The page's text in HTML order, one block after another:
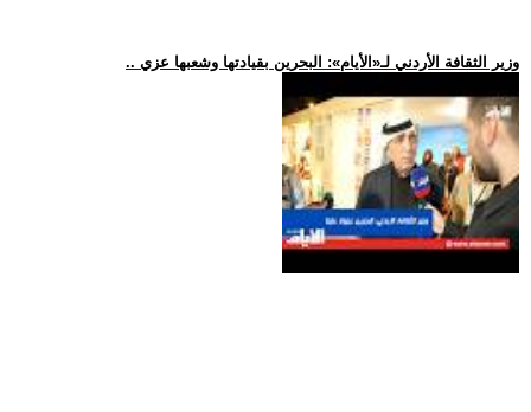
.. وزير الثقافة الأردني لـ«الأيام»: البحرين بقيادتها وشعبها عزي